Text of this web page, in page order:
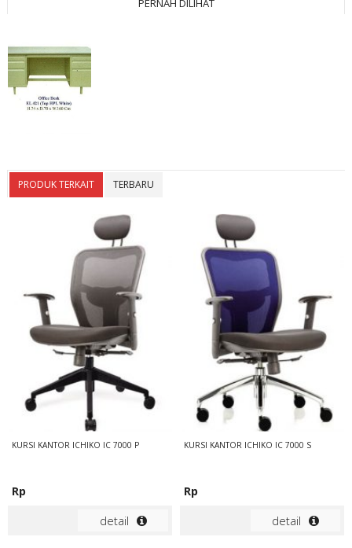
PERNAH DILIHAT
PRODUK TERKAIT TERBARU
KURSI KANTOR ICHIKO IC 7000 P
Rp
detail
KURSI KANTOR ICHIKO IC 7000 S
Rp
detail